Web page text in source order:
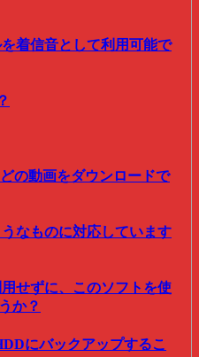
着信音として利用可能で
の動画をダウンロードで
なものに対応しています
せずに、このソフトを使
か？
にバックアップするこ